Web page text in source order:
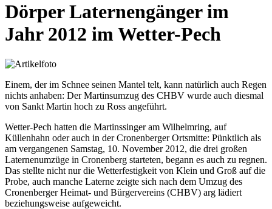
Dörper Laternengänger im
Jahr 2012 im Wetter-Pech
Einem, der im Schnee seinen Mantel telt, kann natürlich auch Regen
nichts anhaben: Der Martinsumzug des CHBV wurde auch diesmal
von Sankt Martin hoch zu Ross angeführt.
Wetter-Pech hatten die Martinssinger am Wilhelmring, auf
Küllenhahn oder auch in der Cronenberger Ortsmitte: Pünktlich als
am vergangenen Samstag, 10. November 2012, die drei großen
Laternenumzüge in Cronenberg starteten, begann es auch zu regnen.
Das stellte nicht nur die Wetterfestigkeit von Klein und Groß auf die
Probe, auch manche Laterne zeigte sich nach dem Umzug des
Cronenberger Heimat- und Bürgervereins (CHBV) arg lädiert
beziehungsweise aufgeweicht.